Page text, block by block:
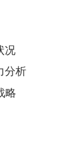
况
分析
略